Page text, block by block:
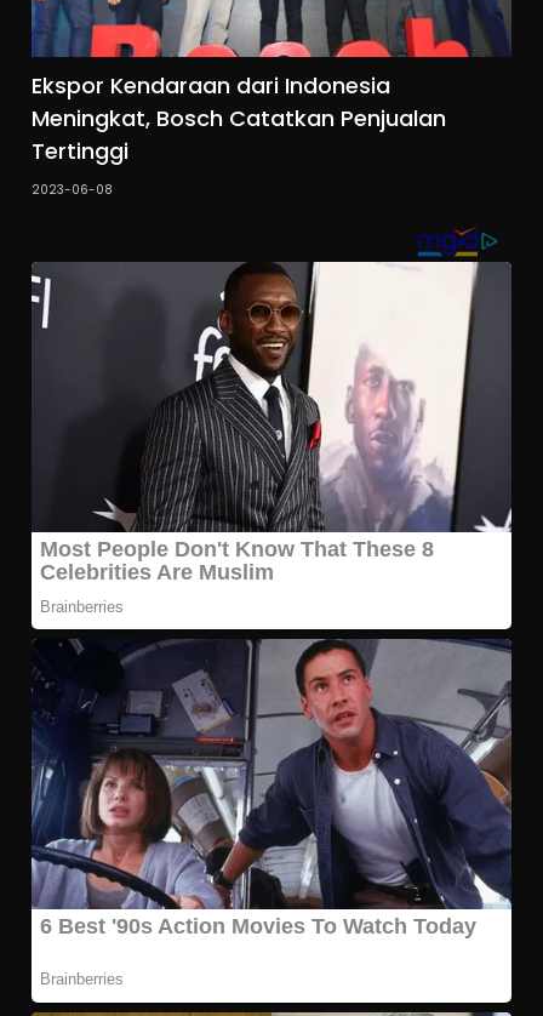
Ekspor Kendaraan dari Indonesia
Meningkat, Bosch Catatkan Penjualan
Tertinggi
2023-06-08